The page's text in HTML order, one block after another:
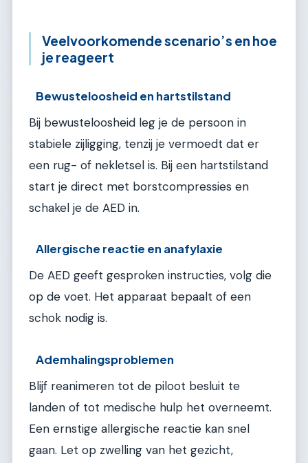
Veelvoorkomende scenario’s en hoe
je reageert
Bewusteloosheid en hartstilstand
Bij bewusteloosheid leg je de persoon in
stabiele zijligging, tenzij je vermoedt dat er
een rug- of nekletsel is. Bij een hartstilstand
start je direct met borstcompressies en
schakel je de AED in.
Allergische reactie en anafylaxie
De AED geeft gesproken instructies, volg die
op de voet. Het apparaat bepaalt of een
schok nodig is.
Ademhalingsproblemen
Blijf reanimeren tot de piloot besluit te
landen of tot medische hulp het overneemt.
Een ernstige allergische reactie kan snel
gaan. Let op zwelling van het gezicht,